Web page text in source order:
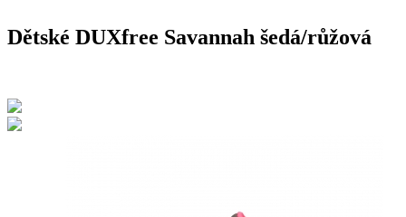
Dětské DUXfree Savannah šedá/růžová